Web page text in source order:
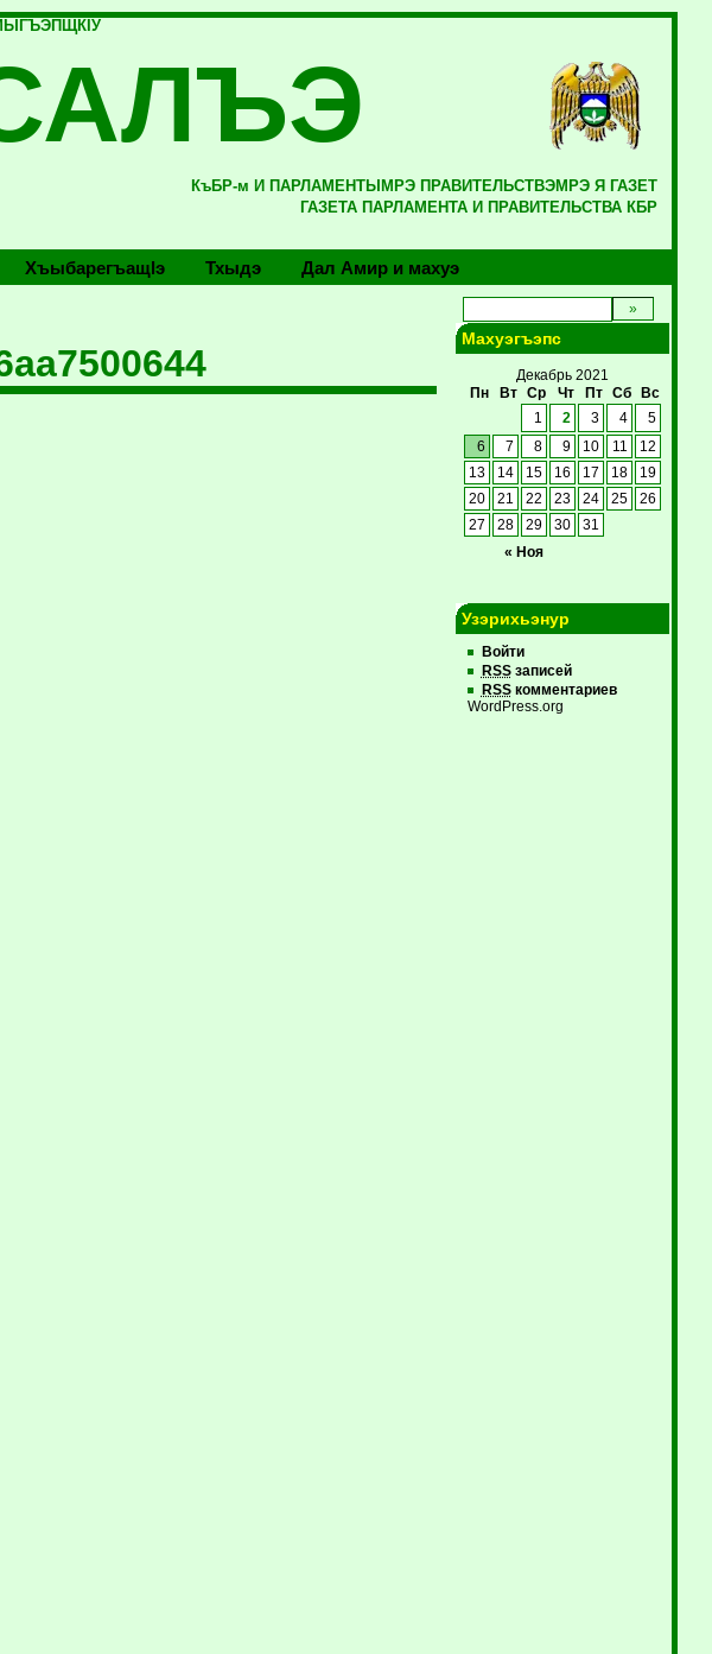
КъБР-м И ПАРЛАМЕНТЫМРЭ ПРАВИТЕЛЬСТВЭМРЭ Я ГАЗЕТ
ГАЗЕТА ПАРЛАМЕНТА И ПРАВИТЕЛЬСТВА КБР
Хъыбарегъащlэ Тхыдэ Дал Амир и махуэ
Махуэгъэпс
Декабрь 2021
Пн
Вт Ср Чт Пт Сб Вс
« Ноя
1 2 3 4
5
6
7 8 9 10 11
12
13
14 15 16 17 18
19
20
21 22 23 24 25
26
27
28 29 30 31
Узэрихьэнур
Войти
RSSзаписей
RSSкомментариев
WordPress.org